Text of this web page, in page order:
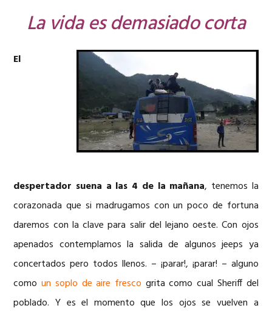
La vida es demasiado corta
El
despertador suena a las 4 de la mañana, tenemos la
corazonada que si madrugamos con un poco de fortuna
daremos con la clave para salir del lejano oeste. Con ojos
apenados contemplamos la salida de algunos jeeps ya
concertados pero todos llenos. – ¡parar!, ¡parar! – alguno
comoun soplo de aire fresco grita como cual Sheriff del
poblado. Y es el momento que los ojos se vuelven a